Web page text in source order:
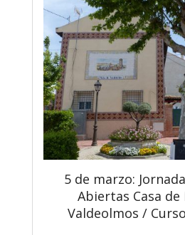
5 de marzo:
Abiertas Casa de
Valdeolmos /